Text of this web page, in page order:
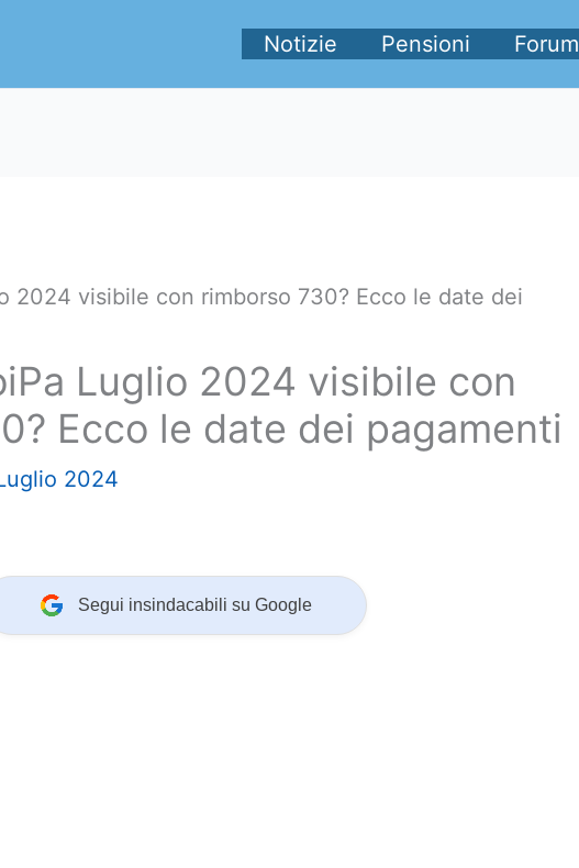
Notizie Pensioni Forum
2024 visibile con rimborso 730? Ecco le date dei
Luglio 2024 visibile con
Ecco le date dei pagamenti
2024
Segui insindacabili su Google